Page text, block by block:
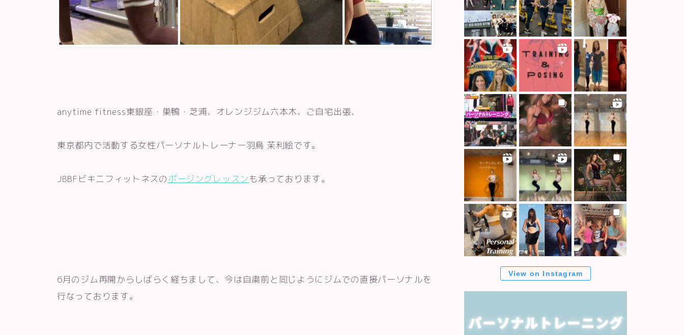
anytime fitness東銀座・巣鴨・芝浦、オレンジジム六本木、ご自宅出張、
東京都内で活動する女性パーソナルトレーナー羽鳥 茉利絵です。
JBBFビキニフィットネスのポージングレッスンも承っております。
6月のジム再開からしばらく経ちまして、今は自粛前と同じようにジムでの直接パーソナルを
行なっております。
View on Instagram